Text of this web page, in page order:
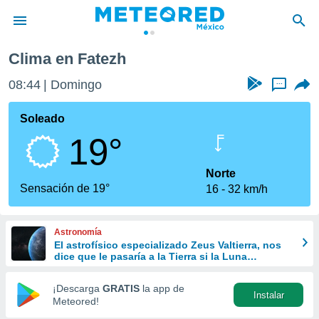
de
ha sido
calidad.
a este
las
y
forma
digital
basada
Clima en Fatezh
08:44 Domingo ...
Soleado
19°
Sensación de 19°
Norte
16
32 km/h
Astronomía
El astrofísico especializado Zeus Valtierra, nos
dice que le pasaría a la Tierra si la Luna
¡Descarga GRATIS la app de
Meteored!
Instalar